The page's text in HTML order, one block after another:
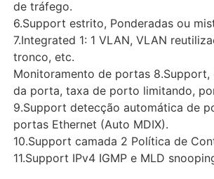
de tráfego.
6.Support estrito, Ponderadas ou
7.Integrated 1: 1 VLAN, VLAN
tronco, etc.
Monitoramento de portas 8.Support,
da porta, taxa de porto limitando,
9.Support detecção automática de
portas Ethernet (Auto MDIX).
10.Support camada 2 Política de
11.Support IPv4 IGMP e MLD